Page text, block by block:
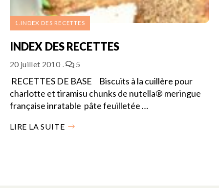
1.INDEX DES RECETTES
INDEX DES RECETTES
20 juillet 2010 5
RECETTES DE BASE Biscuits à la cuillère pour
charlotte et tiramisu chunks de nutella® meringue
française inratable pâte feuilletée …
LIRE LA SUITE